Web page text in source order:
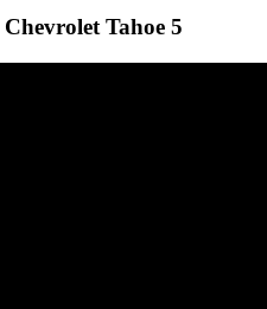
Tahoe 5